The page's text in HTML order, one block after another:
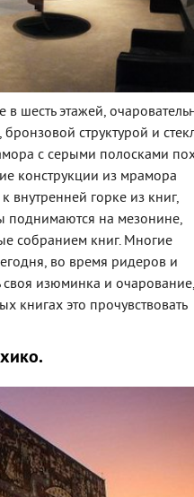
шесть этажей,
структурой и
с серыми полосками
конструкции из мрамора
внутренней горке из книг,
поднимаются на мезонине,
собранием книг. Многие
во время ридеров и
своя изюминка и очарование,
книгах это прочувствовать